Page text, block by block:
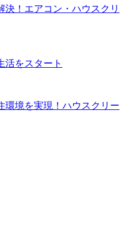
！エアコン・ハウスクリ
活をスタート
環境を実現！ハウスクリー